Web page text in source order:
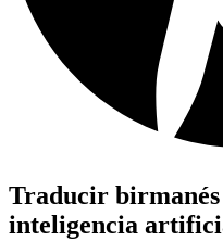
Traducir birmanés
inteligencia